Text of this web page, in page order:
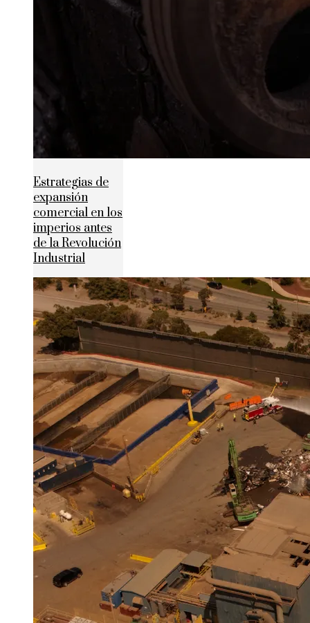
Estrategias de
expansión
comercial en los
imperios antes
de la Revolución
Industrial